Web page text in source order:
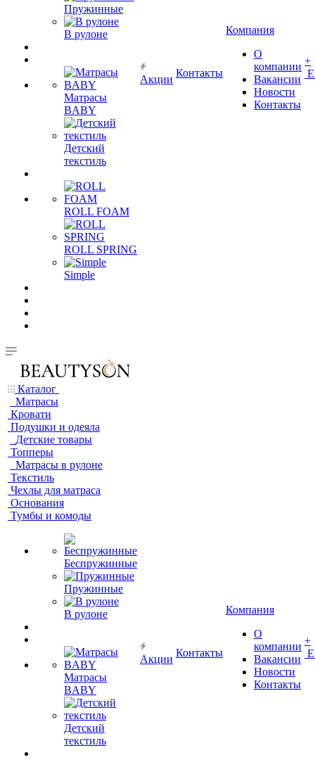
Пружинные
В рулоне
Матрасы
BABY
Детский
текстиль
ROLL FOAM
ROLL SPRING
Simple
Акции
Контакты
Компания
О
компании
Вакансии
Новости
Контакты
+
Каталог
Матрасы
Кровати
Подушки и одеяла
Детские товары
Топперы
Матрасы в рулоне
Текстиль
Чехлы для матраса
Основания
Тумбы и комоды
Беспружинные
Пружинные
В рулоне
Матрасы
BABY
Детский
текстиль
Акции
Контакты
Компания
О
компании
Вакансии
Новости
Контакты
+